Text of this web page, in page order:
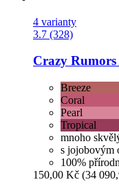
4 varianty
3.7 (328)
Crazy Rumors
Breeze
Coral
Pearl
Tropical
mnoho
s jojobovým
100%
150,00 Kč (34